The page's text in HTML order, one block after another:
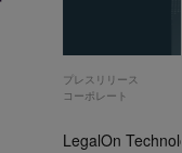
プレスリリース
コーポレート
LegalOn